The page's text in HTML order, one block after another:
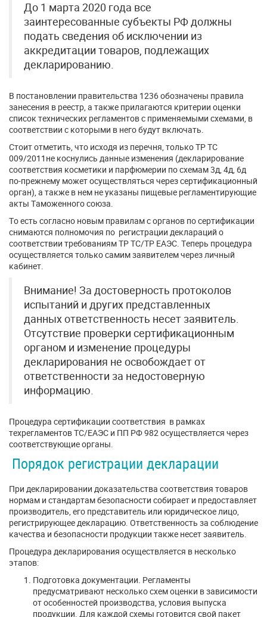
До 1 марта 2020 года все
заинтересованные субъекты РФ должны
подать сведения об исключении из
аккредитации товаров, подлежащих
декларированию.
В постановлении правительства 1236 обозначены правила
занесения в реестр, а также прилагаются критерии оценки
список технических регламентов с применяемыми схемами, в
соответствии с которыми в него будут включать.
Стоит отметить, что исходя из перечня, только ТР ТС
009/2011не коснулись данные изменения (декларирование
соответствия косметики и парфюмерии по схемам 3д, 4д, 6д
по-прежнему может осуществляться через сертификационный
орган), а также в нем не указаны пищевые регламентирующие
акты Таможенного союза.
То есть согласно новым правилам с органов по сертификации
снимаются полномочия по регистрации деклараций о
соответствии требованиям ТР ТС/ТР ЕАЭС. Теперь процедура
осуществляется только самим заявителем через личный
кабинет.
Внимание! За достоверность протоколов
испытаний и других представленных
данных ответственность несет заявитель.
Отсутствие проверки сертификационным
органом и изменение процедуры
декларирования не освобождает от
ответственности за недостоверную
информацию.
Процедура сертификации соответствия в рамках
техрегламентов ТС/ЕАЭС и ПП РФ 982 осуществляется через
соответствующие органы.
Порядок регистрации декларации
При декларировании доказательства соответствия товаров
нормам и стандартам безопасности собирает и предоставляет
производитель, его представитель или юридическое лицо,
регистрирующее декларацию. Ответственность за соблюдение
качества и безопасности продукции также несет заявитель.
Процедура декларирования осуществляется в несколько
этапов:
Подготовка документации. Регламенты
предусматривают несколько схем оценки в зависимости
от особенностей производства, условия выпуска
продукции. Для каждой схемы готовится свой пакет